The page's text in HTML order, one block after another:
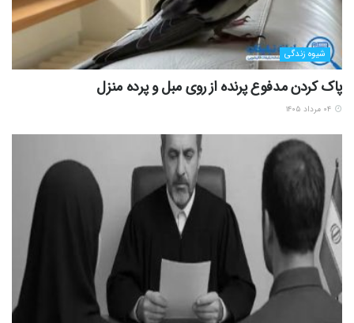
شیوه زندگی
پاک کردن مدفوع پرنده از روی مبل و پرده منزل